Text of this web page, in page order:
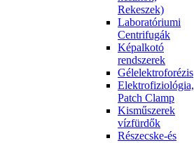
Rekeszek)
Laboratóriumi
Centrifugák
Képalkotó
rendszerek
Gélelektroforézis
Elektrofiziológia,
Patch Clamp
Kisműszerek
vízfürdők
Részecske-és